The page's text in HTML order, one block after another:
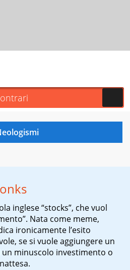
inglese “stocks”, che vuol
Nata come meme,
ironicamente l’esito
se si vuole aggiungere un
minuscolo investimento o